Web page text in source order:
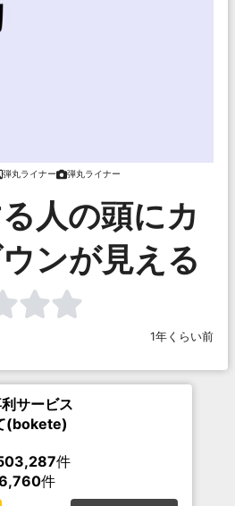
弾丸ライナー 弾丸ライナー
人の頭にカ
ンが見える
1年くらい前
サービス
(bokete)
件
件